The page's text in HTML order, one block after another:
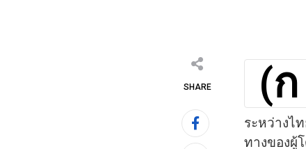
SHARE (ก
ระหว่างไ
ทางของผู้